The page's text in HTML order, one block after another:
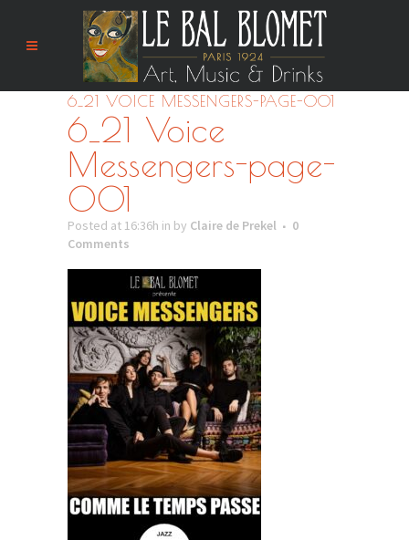
6_21 VOICE MESSENGERS-PAGE-001
6_21 Voice
Messengers-page-
001
Posted at 16:36h in by Claire de Prekel
0
Comments